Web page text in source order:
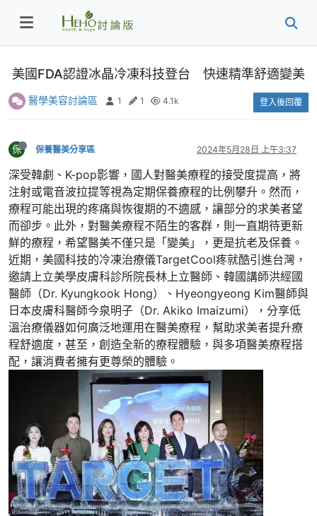
美國FDA認證冰晶冷凍科技登台 快速精準舒適變美
醫學美容討論區 1 1 4.1k 登入後回覆
保 保養醫美分享區 2024年5月28日 上午3:37
深受韓劇、K-pop影響，國人對醫美療程的接受度提高，將
注射或電音波拉提等視為定期保養療程的比例攀升。然而，
療程可能出現的疼痛與恢復期的不適感，讓部分的求美者望
而卻步。此外，對醫美療程不陌生的客群，則一直期待更新
鮮的療程，希望醫美不僅只是「變美」，更是抗老及保養。
近期，美國科技的冷凍治療儀TargetCool疼就酷引進台灣，
邀請上立美學皮膚科診所院長林上立醫師、韓國講師洪經國
醫師（Dr. Kyungkook Hong）、Hyeongyeong Kim醫師與
日本皮膚科醫師今泉明子（Dr. Akiko Imaizumi），分享低
溫治療儀器如何廣泛地運用在醫美療程，幫助求美者提升療
程舒適度，甚至，創造全新的療程體驗，與多項醫美療程搭
配，讓消費者擁有更尊榮的體驗。